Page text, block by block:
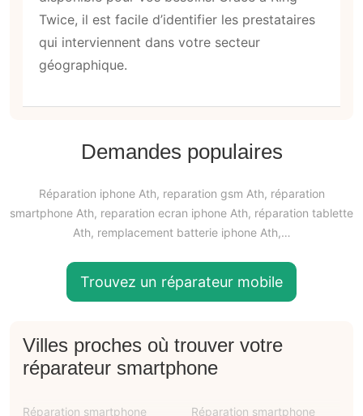
Twice, il est facile d’identifier les prestataires
qui interviennent dans votre secteur
géographique.
Demandes populaires
Réparation iphone Ath, reparation gsm Ath, réparation
smartphone Ath, reparation ecran iphone Ath, réparation tablette
Ath, remplacement batterie iphone Ath,…
Trouvez un réparateur mobile
Villes proches où trouver votre
réparateur smartphone
Réparation smartphone
Réparation smartphone